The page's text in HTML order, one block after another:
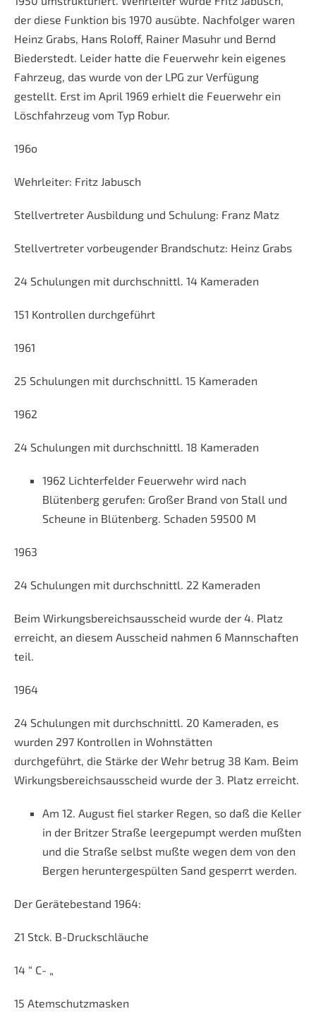
der diese Funktion bis 1970 ausübte. Nachfolger waren
Heinz Grabs, Hans Roloff, Rainer Masuhr und Bernd
Biederstedt. Leider hatte die Feuerwehr kein eigenes
Fahrzeug, das wurde von der LPG zur Verfügung
gestellt. Erst im April 1969 erhielt die Feuerwehr ein
Löschfahrzeug vom Typ Robur.
196o
Wehrleiter: Fritz Jabusch
Stellvertreter Ausbildung und Schulung: Franz Matz
Stellvertreter vorbeugender Brandschutz: Heinz Grabs
24 Schulungen mit durchschnittl. 14 Kameraden
151 Kontrollen durchgeführt
1961
25 Schulungen mit durchschnittl. 15 Kameraden
1962
24 Schulungen mit durchschnittl. 18 Kameraden
1962 Lichterfelder Feuerwehr wird nach
Blütenberg gerufen: Großer Brand von Stall und
Scheune in Blütenberg. Schaden 59500 M
1963
24 Schulungen mit durchschnittl. 22 Kameraden
Beim Wirkungsbereichsausscheid wurde der 4. Platz
erreicht, an diesem Ausscheid nahmen 6 Mannschaften
teil.
1964
24 Schulungen mit durchschnittl. 20 Kameraden, es
wurden 297 Kontrollen in Wohnstätten
durchgeführt, die Stärke der Wehr betrug 38 Kam. Beim
Wirkungsbereichsausscheid wurde der 3. Platz erreicht.
Am 12. August fiel starker Regen, so daß die Keller
in der Britzer Straße leergepumpt werden mußten
und die Straße selbst mußte wegen dem von den
Bergen heruntergespülten Sand gesperrt werden.
Der Gerätebestand 1964:
21 Stck. B-Druckschläuche
14 “ C- „
15 Atemschutzmasken